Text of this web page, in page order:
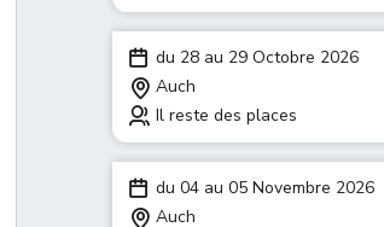
du 28 au 29 Octobre 2026
Auch
Il reste des places
du 04 au 05 Novembre 2026
Auch